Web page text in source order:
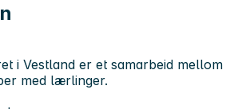
i Vestland er et samarbeid mellom
med lærlinger.